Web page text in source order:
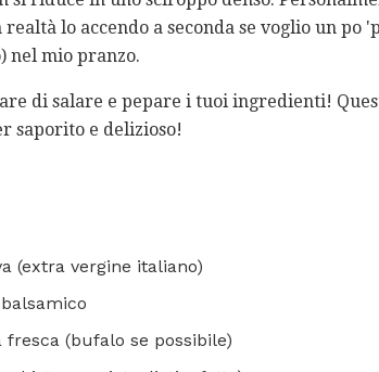
lo accendo a seconda se voglio un po
nel mio pranzo.
di salare e pepare i tuoi ingredienti!
saporito e delizioso!
(extra vergine italiano)
(bufalo se possibile)